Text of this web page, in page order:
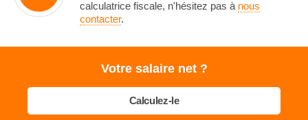
calculatrice fiscale, n'hésitez pas à nous
contacter.
Votre salaire net ?
Calculez-le